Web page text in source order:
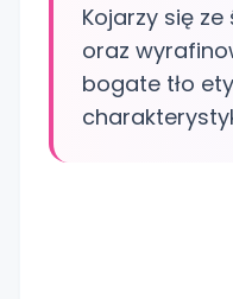
Kojarzy się
oraz
bogate tło